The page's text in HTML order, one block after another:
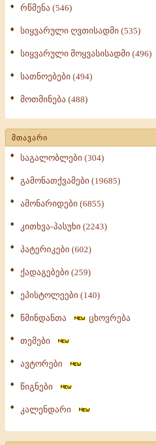
რწმენა (546)
სიყვარული ღვთისადმი (535)
სიყვარული მოყვასისადმი (496)
სათნოებები (494)
მოთმინება (488)
მთავარი
საგალობლები (304)
გამონათქვამები (19685)
ამონარიდები (6855)
კითხვა-პასუხი (2243)
პატერიკები (602)
ქადაგებები (259)
ეპისტოლეები (140)
წმინდანთა ცხოვრება
თემები
ავტორები
წიგნები
კალენდარი